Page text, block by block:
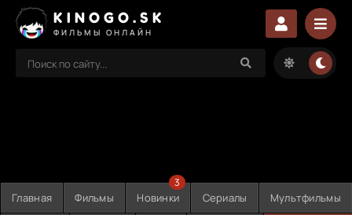
KINOGO.SK
ФИЛЬМЫ ОНЛАЙН
Главная Фильмы Новинки
3
Сериалы Мультфильмы